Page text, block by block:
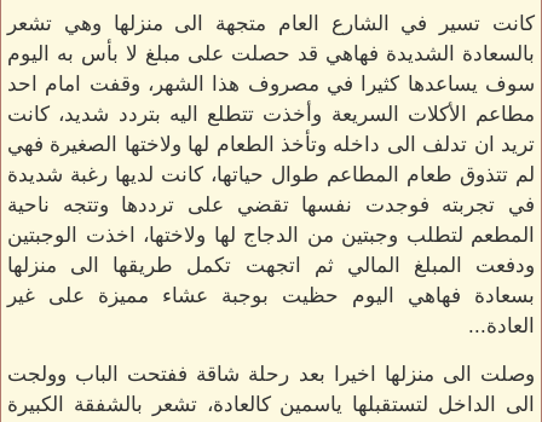
كانت تسير في الشارع العام متجهة الى منزلها وهي تشعر
بالسعادة الشديدة فهاهي قد حصلت على مبلغ لا بأس به اليوم
سوف يساعدها كثيرا في مصروف هذا الشهر، وقفت امام احد
مطاعم الأكلات السريعة وأخذت تتطلع اليه بتردد شديد، كانت
تريد ان تدلف الى داخله وتأخذ الطعام لها ولاختها الصغيرة فهي
لم تتذوق طعام المطاعم طوال حياتها، كانت لديها رغبة شديدة
في تجربته فوجدت نفسها تقضي على ترددها وتتجه ناحية
المطعم لتطلب وجبتين من الدجاج لها ولاختها، اخذت الوجبتين
ودفعت المبلغ المالي ثم اتجهت تكمل طريقها الى منزلها
بسعادة فهاهي اليوم حظيت بوجبة عشاء مميزة على غير
العادة...
وصلت الى منزلها اخيرا بعد رحلة شاقة ففتحت الباب وولجت
الى الداخل لتستقبلها ياسمين كالعادة، تشعر بالشفقة الكبيرة